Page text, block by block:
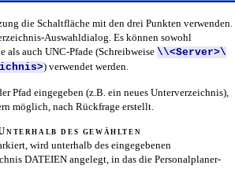
die Schaltfläche mit den drei Punkten verwenden.
Auswahldialog. Es können sowohl
als auch UNC-Pfade (Schreibweise\\<Server>\
) verwendet werden.
Pfad eingegeben (z.B. ein neues Unterverzeichnis),
möglich, nach Rückfrage erstellt.
des gewählten
wird unterhalb des eingegebenen
DATEIEN angelegt, in das die Personalplaner-